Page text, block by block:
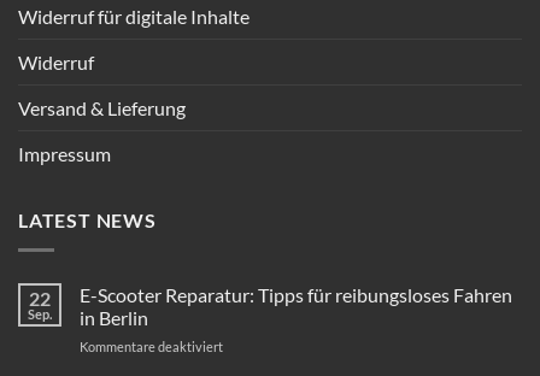
Widerruf für digitale Inhalte
Widerruf
Versand & Lieferung
Impressum
LATEST NEWS
22
Sep.
E-Scooter Reparatur: Tipps für reibungsloses Fahren
in Berlin
Kommentare deaktiviertfür